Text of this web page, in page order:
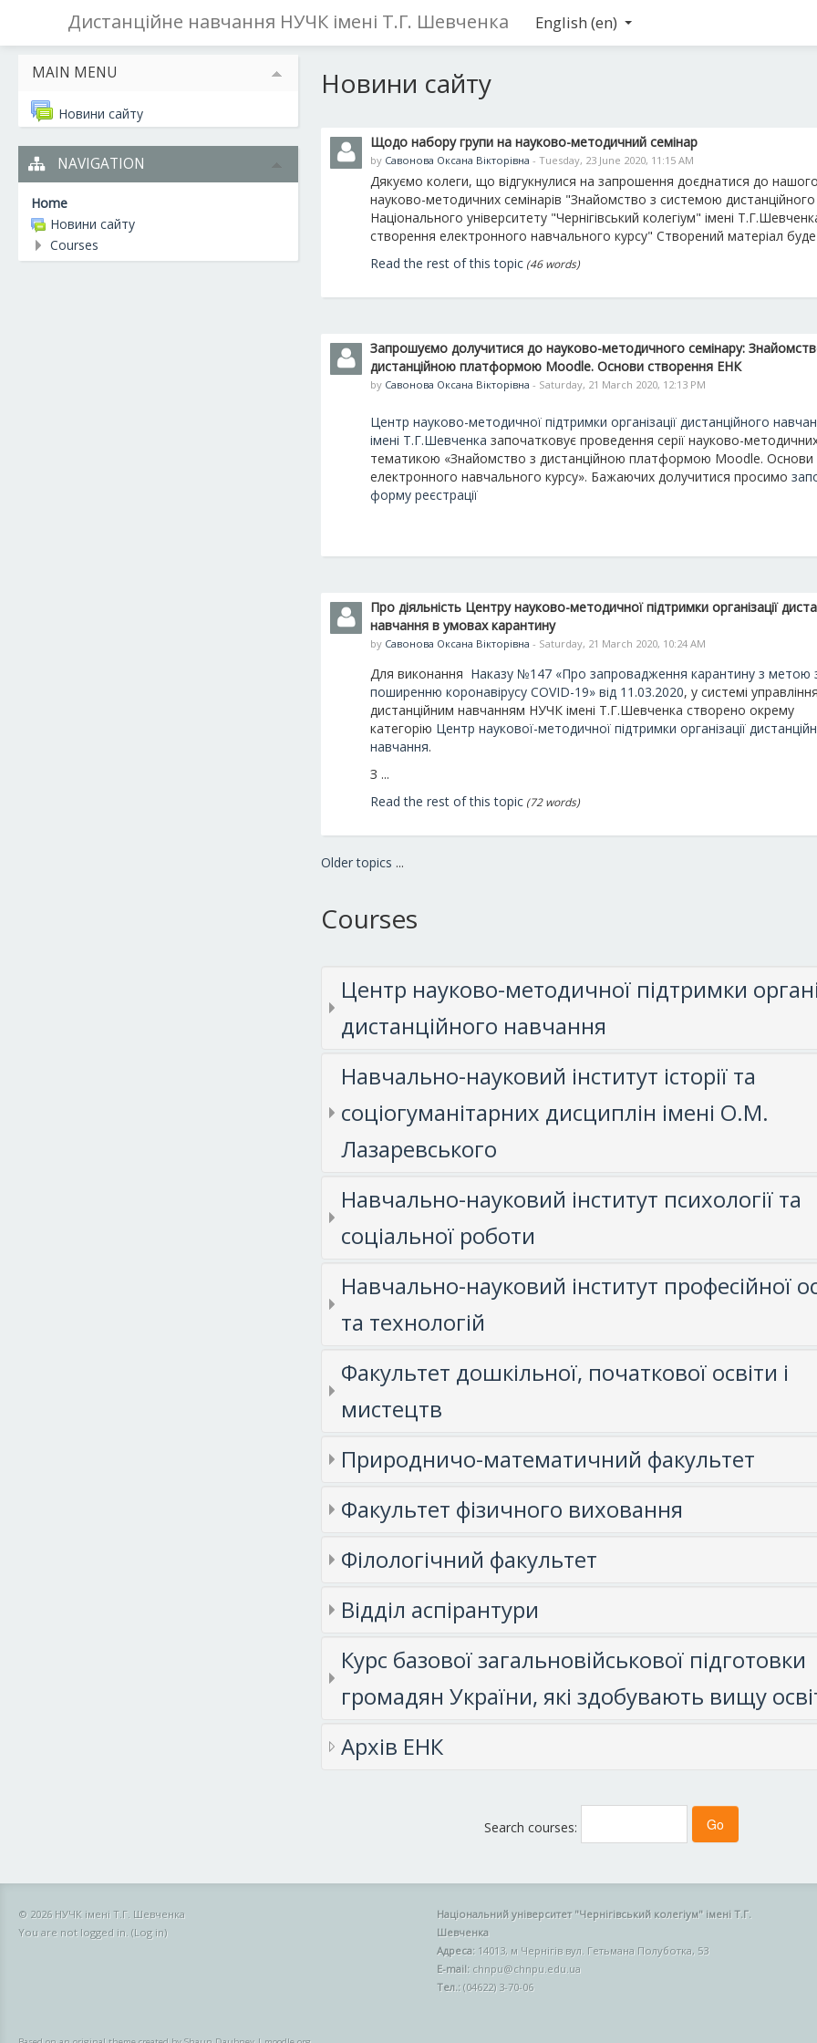
Дистанційне навчання НУЧК імені Т.Г. Шевченка English ‎(en)‎
Новини сайту
Щодо набору групи на науково-методичний семінар
by Савонова Оксана Вікторівна - Tuesday, 23 June 2020, 11:15 AM
Дякуємо колеги, що відгукнулися на запрошення доєднатися до
науково-методичних семінарів "Знайомство з системою
Національного університету "Чернігівський колегіум" імені
створення електронного навчального курсу" Створений матеріал буде
Read the rest of this topic (46 words)
Запрошуємо долучитися до науково-методичного семінару:
дистанційною платформою Moodle. Основи створення ЕНК
by Савонова Оксана Вікторівна - Saturday, 21 March 2020, 12:13 PM
Центр науково-методичної підтримки організації дистанційного
імені Т.Г.Шевченка започатковує проведення серії науково-
тематикою «Знайомство з дистанційною платформою Moodle. Основи
електронного навчального курсу». Бажаючих долучитися просимо
форму реєстрації
Про діяльність Центру науково-методичної підтримки організації
навчання в умовах карантину
by Савонова Оксана Вікторівна - Saturday, 21 March 2020, 10:24 AM
Для виконання Наказу №147 «Про запровадження карантину з метою
поширенню коронавірусу СОVID-19» від 11.03.2020, у системі
дистанційним навчанням НУЧК імені Т.Г.Шевченка створено окрему
категорію Центр наукової-методичної підтримки організації
навчання.
З ...
Read the rest of this topic (72 words)
Older topics ...
Courses
Центр науково-методичної підтримки
дистанційного навчання
Навчально-науковий інститут історії та
соціогуманітарних дисциплін імені О.М.
Лазаревського
Навчально-науковий інститут психології та
соціальної роботи
Навчально-науковий інститут професійної
та технологій
Факультет дошкільної, початкової освіти і
мистецтв
Природничо-математичний факультет
Факультет фізичного виховання
Філологічний факультет
Відділ аспірантури
Курс базової загальновійськової підготовки
громадян України, які здобувають вищу
Архів ЕНК
Search courses:
MAIN MENU
Новини сайту
NAVIGATION
Home
Новини сайту
Courses
© 2026 НУЧК імені Т.Г. Шевченка
You are not logged in. (Log in)
Національний університет "Чернігівський колегіум" імені Т.Г.
Шевченка
Адреса: 14013, м Чернігів вул. Гетьмана Полуботка, 53
E-mail: chnpu@chnpu.edu.ua
Тел.: (04622) 3-70-06